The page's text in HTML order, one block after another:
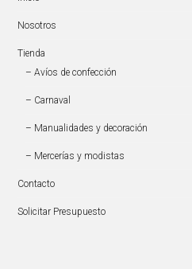
Nosotros
Tienda
– Avíos de confección
– Carnaval
– Manualidades y decoración
– Mercerías y modistas
Contacto
Solicitar Presupuesto